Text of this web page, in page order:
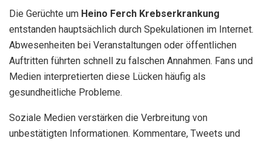
Die Gerüchte um Heino Ferch Krebserkrankung
entstanden hauptsächlich durch Spekulationen im Internet.
Abwesenheiten bei Veranstaltungen oder öffentlichen
Auftritten führten schnell zu falschen Annahmen. Fans und
Medien interpretierten diese Lücken häufig als
gesundheitliche Probleme.
Soziale Medien verstärken die Verbreitung von
unbestätigten Informationen. Kommentare, Tweets und